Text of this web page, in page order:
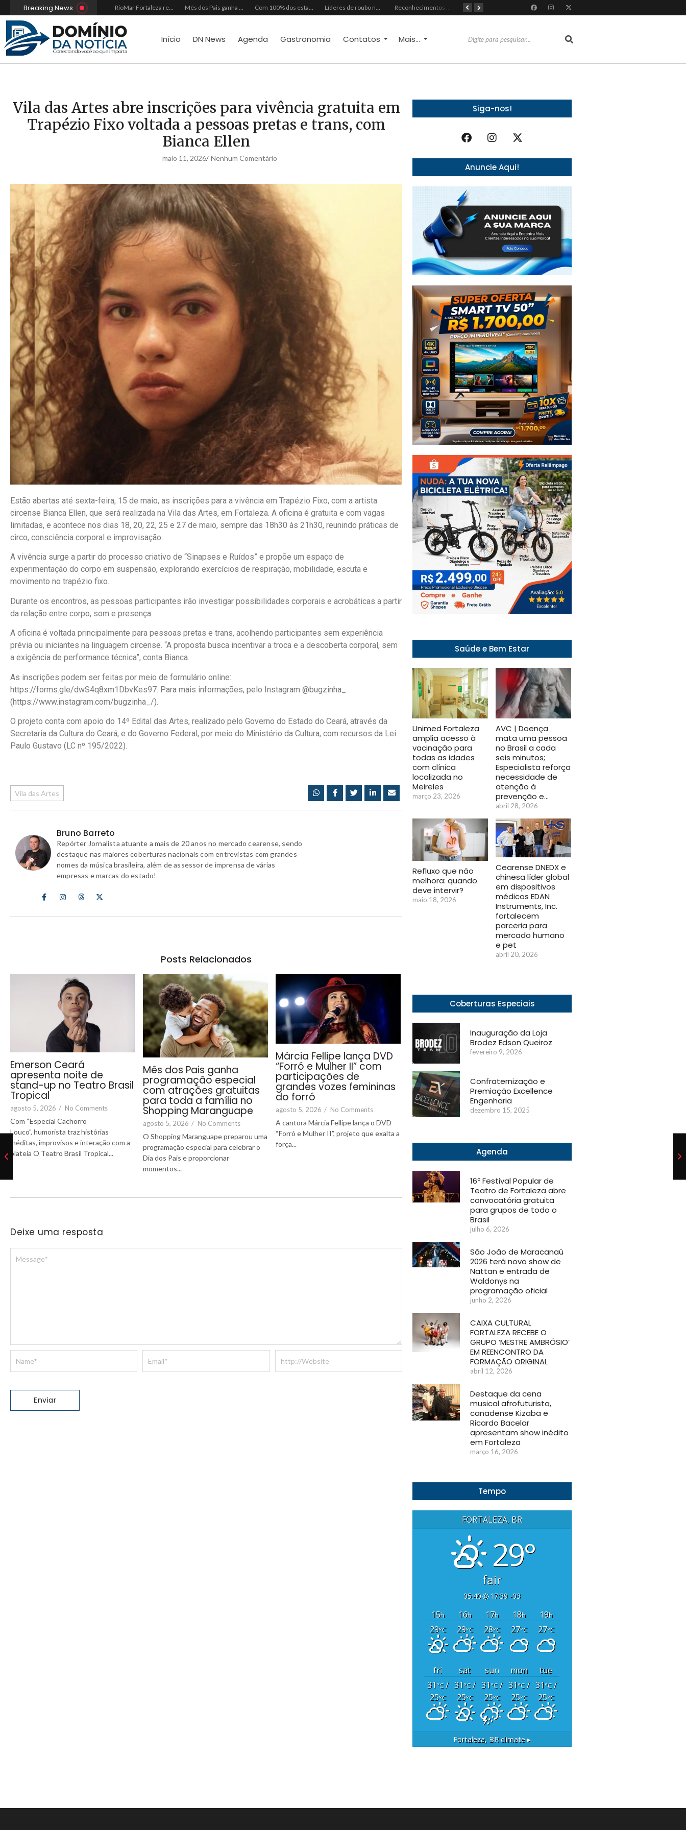
Breaking News
Alliance entrega Horizon Pedro Maria Souto e celebra história de trabalho e integridade RioMar Fortaleza recebe superagenda de shows nacionais no mês dos Pais Mês dos Pais ganha programação especial com atrações gratuitas para toda a família no Shopping Maranguape Com 100% dos estandes comercializados, Feira Regional da Beleza reunirá mais de 500 marcas no Centro de Eventos do CE em outubro Líderes de roubo no país, Chevrolet Ônix e Prisma, Hyundai HB20 e Ford Ka enfrentam escassez de peças originais Reconhecimentos consolidam legado do Grupo Raymundo da Fonte ao completar 80 anos
Início DN News Agenda Gastronomia Contatos Mais...
Vila das Artes abre inscrições para vivência gratuita em
Trapézio Fixo voltada a pessoas pretas e trans, com
Bianca Ellen
maio 11, 2026/ Nenhum Comentário
Estão abertas até sexta-feira, 15 de maio, as inscrições para a vivência em Trapézio Fixo, com a artista
circense Bianca Ellen, que será realizada na Vila das Artes, em Fortaleza. A oficina é gratuita e com vagas
limitadas, e acontece nos dias 18, 20, 22, 25 e 27 de maio, sempre das 18h30 às 21h30, reunindo práticas de
circo, consciência corporal e improvisação.
A vivência surge a partir do processo criativo de “Sinapses e Ruídos” e propõe um espaço de
experimentação do corpo em suspensão, explorando exercícios de respiração, mobilidade, escuta e
movimento no trapézio fixo.
Durante os encontros, as pessoas participantes irão investigar possibilidades corporais e acrobáticas a partir
da relação entre corpo, som e presença.
A oficina é voltada principalmente para pessoas pretas e trans, acolhendo participantes sem experiência
prévia ou iniciantes na linguagem circense. “A proposta busca incentivar a troca e a descoberta corporal, sem
a exigência de performance técnica”, conta Bianca.
As inscrições podem ser feitas por meio de formulário online:
https://forms.gle/dwS4q8xm1DbvKes97. Para mais informações, pelo Instagram @bugzinha_
(https://www.instagram.com/bugzinha_/).
O projeto conta com apoio do 14º Edital das Artes, realizado pelo Governo do Estado do Ceará, através da
Secretaria da Cultura do Ceará, e do Governo Federal, por meio do Ministério da Cultura, com recursos da Lei
Paulo Gustavo (LC nº 195/2022).
Vila das Artes
Bruno Barreto
Repórter Jornalista atuante a mais de 20 anos no mercado cearense, sendo
destaque nas maiores coberturas nacionais com entrevistas com grandes
nomes da música brasileira, além de assessor de imprensa de várias
empresas e marcas do estado!
Posts Relacionados
Emerson Ceará
apresenta noite de
stand-up no Teatro Brasil
Tropical
agosto 5, 2026 / No Comments
Com “Especial Cachorro
Louco”, humorista traz histórias
inéditas, improvisos e interação com a
plateia O Teatro Brasil Tropical...
Mês dos Pais ganha
programação especial
com atrações gratuitas
para toda a família no
Shopping Maranguape
agosto 5, 2026 / No Comments
O Shopping Maranguape preparou uma
programação especial para celebrar o
Dia dos Pais e proporcionar
momentos...
Márcia Fellipe lança DVD
“Forró e Mulher II” com
participações de
grandes vozes femininas
do forró
agosto 5, 2026 / No Comments
A cantora Márcia Fellipe lança o DVD
“Forró e Mulher II”, projeto que exalta a
força...
Deixe uma resposta
Siga-nos!
Anuncie Aqui!
Saúde e Bem Estar
Unimed Fortaleza
amplia acesso à
vacinação para
todas as idades
com clínica
localizada no
Meireles
março 23, 2026
AVC | Doença
mata uma pessoa
no Brasil a cada
seis minutos;
Especialista reforça
necessidade de
atenção à
prevenção e…
abril 28, 2026
Refluxo que não
melhora: quando
deve intervir?
maio 18, 2026
Cearense DNEDX e
chinesa líder global
em dispositivos
médicos EDAN
Instruments, Inc.
fortalecem
parceria para
mercado humano
e pet
abril 20, 2026
Coberturas Especiais
Inauguração da Loja
Brodez Edson Queiroz
fevereiro 9, 2026
Confraternização e
Premiação Excellence
Engenharia
dezembro 15, 2025
Agenda
16º Festival Popular de
Teatro de Fortaleza abre
convocatória gratuita
para grupos de todo o
Brasil
julho 6, 2026
São João de Maracanaú
2026 terá novo show de
Nattan e entrada de
Waldonys na
programação oficial
junho 2, 2026
CAIXA CULTURAL
FORTALEZA RECEBE O
GRUPO ‘MESTRE AMBRÓSIO’
EM REENCONTRO DA
FORMAÇÃO ORIGINAL
abril 12, 2026
Destaque da cena
musical afrofuturista,
canadense Kizaba e
Ricardo Bacelar
apresentam show inédito
em Fortaleza
março 16, 2026
Tempo
FORTALEZA, BR
29°
fair
05:40 17:39 -03
15h 16h 17h 18h 19h
29°C 29°C 28°C 27°C 27°C
fri sat sun mon
tue
31°C/
25°C
31°C/
25°C
31°C/
25°C
31°C/
25°C
31°C/
25°C
Fortaleza, BR climate ▸